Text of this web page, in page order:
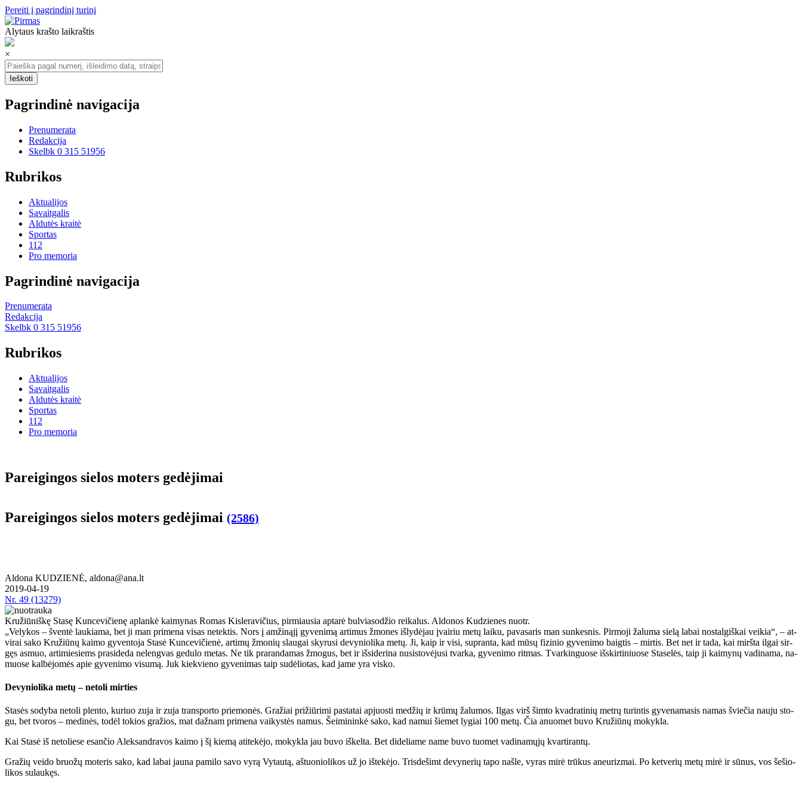
Pereiti į pagrindinį turinį
Alytaus krašto laikraštis
×
Pagrindinė navigacija
Prenumerata
Redakcija
Skelbk 0 315 51956
Rubrikos
Aktualijos
Savaitgalis
Aldutės kraitė
Sportas
112
Pro memoria
Pagrindinė navigacija
Prenumerata
Redakcija
Skelbk 0 315 51956
Rubrikos
Aktualijos
Savaitgalis
Aldutės kraitė
Sportas
112
Pro memoria
Pa­rei­gin­gos sie­los mo­ters ge­dė­ji­mai
Pa­rei­gin­gos sie­los mo­ters ge­dė­ji­mai (2586)
Aldona KUDZIENĖ, aldona@ana.lt
2019-04-19
Nr. 49 (13279)
Kružiūniškę Stasę Kuncevičienę aplankė kaimynas Romas Kisleravičius, pirmiausia aptarė bulviasodžio reikalus. Aldonos Kudzienes nuotr.
„Ve­ly­kos – šven­tė lau­kia­ma, bet ji man pri­me­na vi­sas ne­tek­tis. Nors į am­ži­ną­jį gy­ve­ni­mą ar­ti­mus žmo­nes iš­ly­dė­jau įvai­riu me­tų lai­ku, pa­va­sa­ris man sun­kes­nis. Pir­mo­ji ža­lu­ma sie­lą la­bai nos­tal­giš­kai vei­kia“, – at­
vi­rai sa­ko Kru­žiū­nų kai­mo gy­ven­to­ja Sta­sė Kun­ce­vi­čie­nė, ar­ti­mų žmo­nių slau­gai sky­ru­si de­vy­nio­li­ka me­tų. Ji, kaip ir vi­si, su­pran­ta, kad mū­sų fi­zi­nio gy­ve­ni­mo baig­tis – mir­tis. Bet net ir ta­da, kai mirš­ta il­gai sir­
gęs as­muo, ar­ti­mie­siems pra­si­de­da ne­leng­vas ge­du­lo me­tas. Ne tik pra­ran­da­mas žmo­gus, bet ir iš­si­de­ri­na nu­si­sto­vė­ju­si tvar­ka, gy­ve­ni­mo rit­mas. Tvar­kin­guo­se iš­skir­ti­niuo­se Sta­se­lės, taip ji kai­my­nų va­di­na­ma, na­
muo­se kal­bė­jo­mės apie gy­ve­ni­mo vi­su­mą. Juk kiek­vie­no gy­ve­ni­mas taip su­dė­lio­tas, kad ja­me yra vis­ko.
De­vy­nio­li­ka me­tų – ne­to­li mir­ties
Sta­sės so­dy­ba ne­to­li plen­to, ku­riuo zu­ja ir zu­ja trans­por­to prie­mo­nės. Gra­žiai pri­žiū­ri­mi pa­sta­tai ap­juos­ti me­džių ir krū­mų ža­lu­mos. Il­gas virš šim­to kvad­ra­ti­nių met­rų tu­rin­tis gy­ve­na­ma­sis na­mas švie­čia nau­ju sto­
gu, bet tvo­ros – me­di­nės, to­dėl to­kios gra­žios, mat daž­nam pri­me­na vai­kys­tės na­mus. Šei­mi­nin­kė sa­ko, kad na­mui šie­met ly­giai 100 me­tų. Čia anuo­met bu­vo Kru­žiū­nų mo­kyk­la.
Kai Sta­sė iš ne­to­lie­se esan­čio Alek­san­dra­vos kai­mo į šį kie­mą ati­te­kė­jo, mo­kyk­la jau bu­vo iš­kel­ta. Bet di­de­lia­me na­me bu­vo tuo­met va­di­na­mų­jų kvar­ti­ran­tų.
Gra­žių vei­do bruo­žų mo­te­ris sa­ko, kad la­bai jau­na pa­mi­lo sa­vo vy­rą Vy­tau­tą, aš­tuo­nio­li­kos už jo iš­te­kė­jo. Tris­de­šimt de­vy­ne­rių ta­po naš­le, vy­ras mi­rė trū­kus aneu­riz­mai. Po ket­ve­rių me­tų mi­rė ir sū­nus, vos še­šio­
li­kos su­lau­kęs.